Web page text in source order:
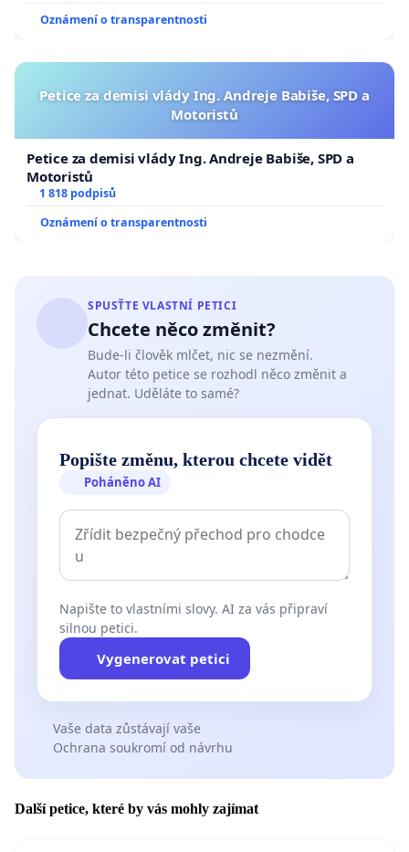
Oznámení o transparentnosti
Petice za demisi vlády Ing. Andreje Babiše, SPD a
Motoristů
Petice za demisi vlády Ing. Andreje Babiše, SPD a
Motoristů
1 818 podpisů
Oznámení o transparentnosti
SPUSŤTE VLASTNÍ PETICI
Chcete něco změnit?
Bude-li člověk mlčet, nic se nezmění.
Autor této petice se rozhodl něco změnit a
jednat. Uděláte to samé?
Popište změnu, kterou chcete vidět
Poháněno AI
Napište to vlastními slovy. AI za vás připraví
silnou petici.
Vygenerovat petici
Vaše data zůstávají vaše
Ochrana soukromí od návrhu
Další petice, které by vás mohly zajímat